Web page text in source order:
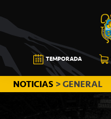
a
la
navegación
principal
al
contenido
principal
a
la
barra
lateral
principal
CB
CANARIAS
TEMPORADA
NOTICIAS > GENERAL